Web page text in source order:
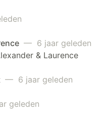
— 6 jaar geleden
& Laurence
— 6 jaar geleden
geleden